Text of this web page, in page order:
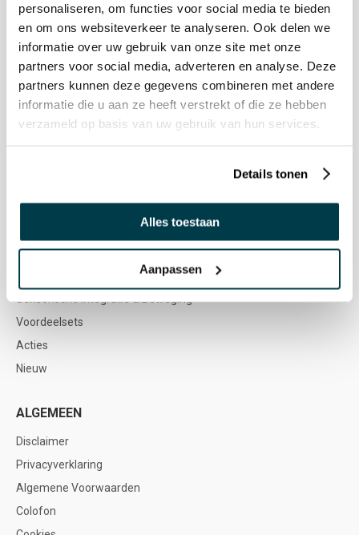
personaliseren, om functies voor social media te bieden
en om ons websiteverkeer te analyseren. Ook delen we
informatie over uw gebruik van onze site met onze
partners voor social media, adverteren en analyse. Deze
partners kunnen deze gegevens combineren met andere
informatie die u aan ze heeft verstrekt of die ze hebben
verzameld op basis van uw gebruik van hun services.
Details tonen
Alles toestaan
Aanpassen
Zintuigen & icoontjes
Kleuradvies
Doelgroepen
Vacatures
Buitenmateriaal
Spel & Ontwikkeling
Voordeelsets
Acties
Nieuw
ALGEMEEN
Disclaimer
Privacyverklaring
Algemene Voorwaarden
Colofon